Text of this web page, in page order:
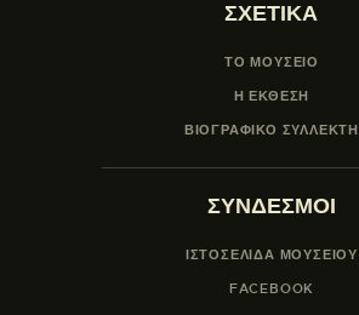
ΣΧΕΤΙΚΑ
ΤΟ ΜΟΥΣΕΙΟ
Η ΕΚΘΕΣΗ
ΒΙΟΓΡΑΦΙΚΟ ΣΥΛΛΕΚΤΗ
ΣΥΝΔΕΣΜΟΙ
ΙΣΤΟΣΕΛΙΔΑ ΜΟΥΣΕΊΟΥ
FACEBOOK